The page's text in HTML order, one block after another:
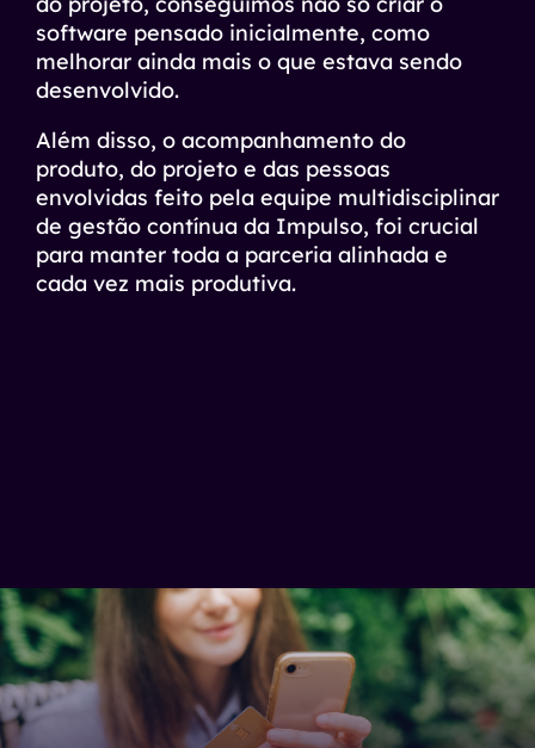
software pensado inicialmente, como
melhorar ainda mais o que estava sendo
desenvolvido.
Além disso, o acompanhamento do
produto, do projeto e das pessoas
envolvidas feito pela equipe multidisciplinar
de gestão contínua da Impulso, foi crucial
para manter toda a parceria alinhada e
cada vez mais produtiva.